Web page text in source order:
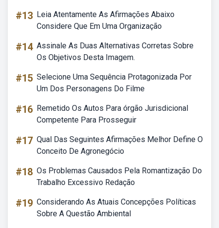
#13 Leia Atentamente As Afirmações Abaixo
Considere Que Em Uma Organização
#14 Assinale As Duas Alternativas Corretas Sobre
Os Objetivos Desta Imagem.
#15 Selecione Uma Sequência Protagonizada Por
Um Dos Personagens Do Filme
#16 Remetido Os Autos Para órgão Jurisdicional
Competente Para Prosseguir
#17 Qual Das Seguintes Afirmações Melhor Define O
Conceito De Agronegócio
#18 Os Problemas Causados Pela Romantização Do
Trabalho Excessivo Redação
#19 Considerando As Atuais Concepções Políticas
Sobre A Questão Ambiental